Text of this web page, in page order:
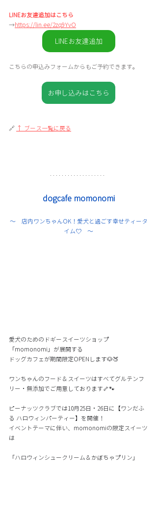
LINEお友達追加はこちら
→https://lin.ee/2zq9YvO
LINEお友達追加
こちらの申込みフォームからもご予約できます。
お申し込みはこちら
🔗 ↑ ブース一覧に戻る
dogcafe momonomi
〜 店内ワンちゃんOK！愛犬と過ごす幸せティータ
イム♡ 〜
愛犬のためのドギースイーツショップ
「momonomi」が展開する
ドッグカフェが期間限定OPENします🐶🍑
ワンちゃんのフード＆スイーツはすべてグルテンフ
リー・無添加でご用意しております🦴🐾
ピーナッツクラブでは10月25日・26日に【ワンだふ
る ハロウィンパーティー】を開催！
イベントテーマに伴い、momonomiの限定スイーツ
は
「ハロウィンシュークリーム＆かぼちゃプリン」